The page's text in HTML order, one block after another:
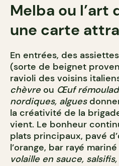
Melba ou l’art
une carte
En entrées, des
(sorte de beignet
ravioli des voisins
chèvre ou Œuf
nordiques, algues
la créativité de la
vient. Le bonheur
plats principaux, pavé
l’orange, bar rayé
volaille en sauce,